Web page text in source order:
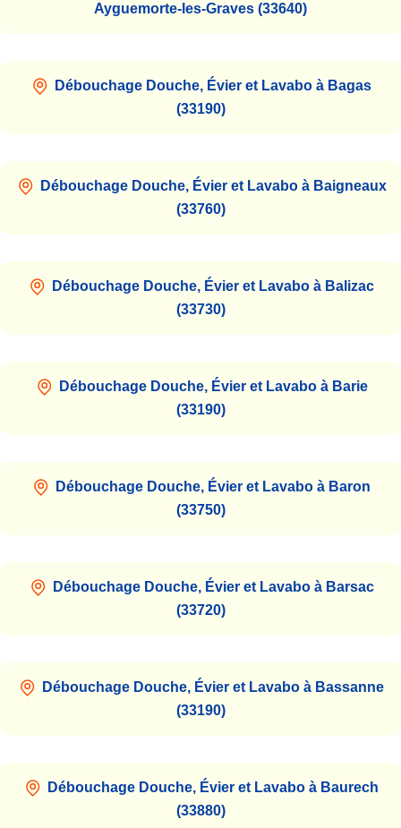
Ayguemorte-les-Graves (33640)
Débouchage Douche, Évier et Lavabo à Bagas
(33190)
Débouchage Douche, Évier et Lavabo à Baigneaux
(33760)
Débouchage Douche, Évier et Lavabo à Balizac
(33730)
Débouchage Douche, Évier et Lavabo à Barie
(33190)
Débouchage Douche, Évier et Lavabo à Baron
(33750)
Débouchage Douche, Évier et Lavabo à Barsac
(33720)
Débouchage Douche, Évier et Lavabo à Bassanne
(33190)
Débouchage Douche, Évier et Lavabo à Baurech
(33880)